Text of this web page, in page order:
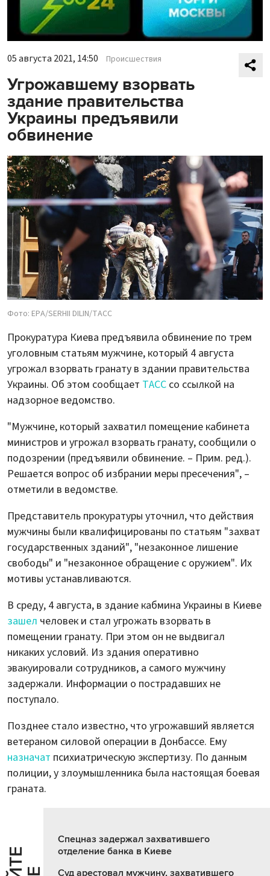
05 августа 2021, 14:50 Происшествия
Угрожавшему взорвать
здание правительства
Украины предъявили
обвинение
Фото: EPA/SERHII DILIN/ТАСС
Прокуратура Киева предъявила обвинение по трем
уголовным статьям мужчине, который 4 августа
угрожал взорвать гранату в здании правительства
Украины. Об этом сообщает ТАСС со ссылкой на
надзорное ведомство.
"Мужчине, который захватил помещение кабинета
министров и угрожал взорвать гранату, сообщили о
подозрении (предъявили обвинение. – Прим. ред.).
Решается вопрос об избрании меры пресечения", –
отметили в ведомстве.
Представитель прокуратуры уточнил, что действия
мужчины были квалифицированы по статьям "захват
государственных зданий", "незаконное лишение
свободы" и "незаконное обращение с оружием". Их
мотивы устанавливаются.
В среду, 4 августа, в здание кабмина Украины в Киеве
зашел человек и стал угрожать взорвать в
помещении гранату. При этом он не выдвигал
никаких условий. Из здания оперативно
эвакуировали сотрудников, а самого мужчину
задержали. Информации о пострадавших не
поступало.
Позднее стало известно, что угрожавший является
ветераном силовой операции в Донбассе. Ему
назначат психиатрическую экспертизу. По данным
полиции, у злоумышленника была настоящая боевая
граната.
Спецназ задержал захватившего
отделение банка в Киеве
Суд арестовал мужчину, захватившего